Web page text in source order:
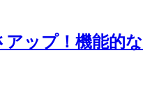
ップ！機能的な